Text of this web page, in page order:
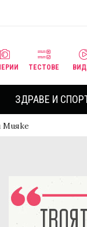
ТЕСТОВЕ
ЗДРАВЕ И
Мияке